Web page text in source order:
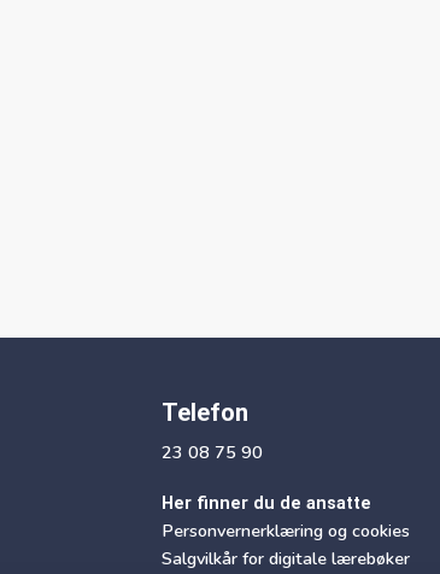
Telefon
23 08 75 90
Her finner du de ansatte
Personvernerklæring og cookies
Salgvilkår for digitale lærebøker